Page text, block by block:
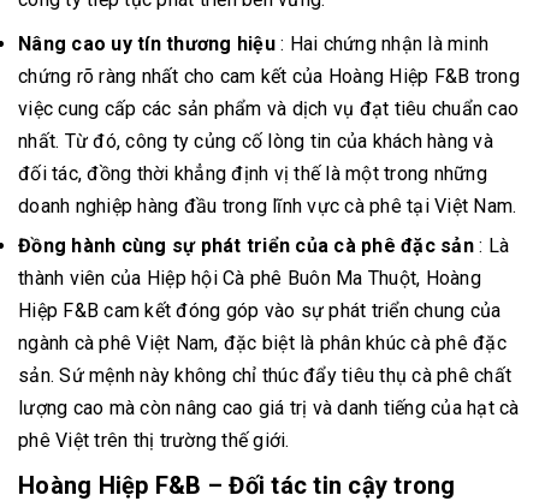
Nâng cao uy tín thương hiệu: Hai chứng nhận là minh
chứng rõ ràng nhất cho cam kết của Hoàng Hiệp F&B trong
việc cung cấp các sản phẩm và dịch vụ đạt tiêu chuẩn cao
nhất. Từ đó, công ty củng cố lòng tin của khách hàng và
đối tác, đồng thời khẳng định vị thế là một trong những
doanh nghiệp hàng đầu trong lĩnh vực cà phê tại Việt Nam.
Đồng hành cùng sự phát triển của cà phê đặc sản: Là
thành viên của Hiệp hội Cà phê Buôn Ma Thuột, Hoàng
Hiệp F&B cam kết đóng góp vào sự phát triển chung của
ngành cà phê Việt Nam, đặc biệt là phân khúc cà phê đặc
sản. Sứ mệnh này không chỉ thúc đẩy tiêu thụ cà phê chất
lượng cao mà còn nâng cao giá trị và danh tiếng của hạt cà
phê Việt trên thị trường thế giới.
Hoàng Hiệp F&B – Đối tác tin cậy trong